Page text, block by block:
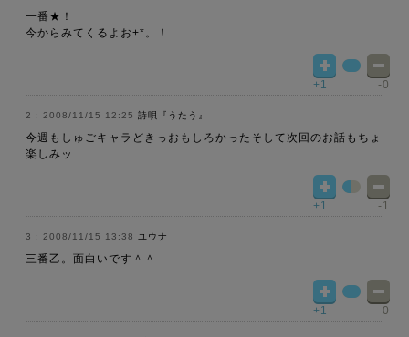
一番★！
今からみてくるよお+*。！
+1 -0
2008/11/15 12:25 詩唄『うたう』
今週もしゅごキャラどきっおもしろかったそして次回のお話もちょ
楽しみッ
+1 -1
2008/11/15 13:38 ユウナ
三番乙。面白いです＾＾
+1 -0